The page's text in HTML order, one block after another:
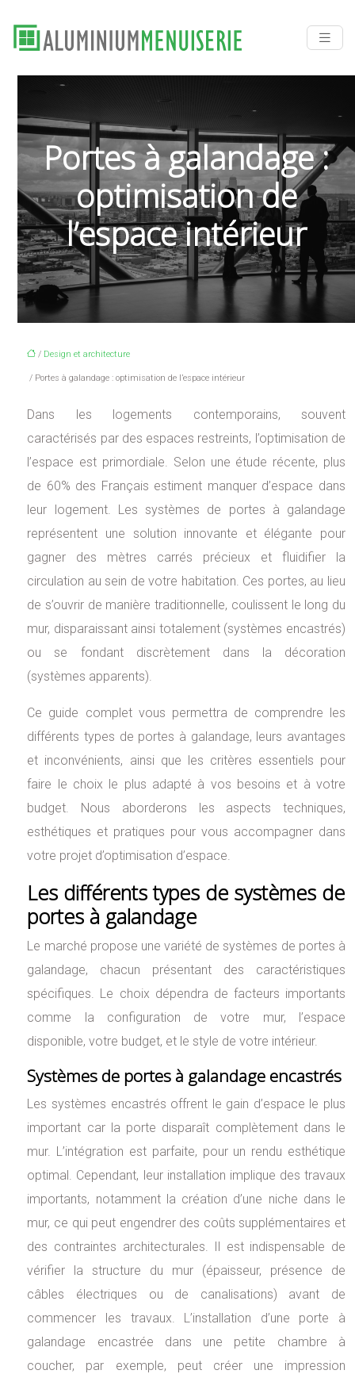
Portes à galandage :
optimisation de
l’espace intérieur
/ Design et architecture
/ Portes à galandage : optimisation de l’espace intérieur
Dans les logements contemporains, souvent
caractérisés par des espaces restreints, l’optimisation de
l’espace est primordiale. Selon une étude récente, plus
de 60% des Français estiment manquer d’espace dans
leur logement. Les systèmes de portes à galandage
représentent une solution innovante et élégante pour
gagner des mètres carrés précieux et fluidifier la
circulation au sein de votre habitation. Ces portes, au lieu
de s’ouvrir de manière traditionnelle, coulissent le long du
mur, disparaissant ainsi totalement (systèmes encastrés)
ou se fondant discrètement dans la décoration
(systèmes apparents).
Ce guide complet vous permettra de comprendre les
différents types de portes à galandage, leurs avantages
et inconvénients, ainsi que les critères essentiels pour
faire le choix le plus adapté à vos besoins et à votre
budget. Nous aborderons les aspects techniques,
esthétiques et pratiques pour vous accompagner dans
votre projet d’optimisation d’espace.
Les différents types de systèmes de
portes à galandage
Le marché propose une variété de systèmes de portes à
galandage, chacun présentant des caractéristiques
spécifiques. Le choix dépendra de facteurs importants
comme la configuration de votre mur, l’espace
disponible, votre budget, et le style de votre intérieur.
Systèmes de portes à galandage encastrés
Les systèmes encastrés offrent le gain d’espace le plus
important car la porte disparaît complètement dans le
mur. L’intégration est parfaite, pour un rendu esthétique
optimal. Cependant, leur installation implique des travaux
importants, notamment la création d’une niche dans le
mur, ce qui peut engendrer des coûts supplémentaires et
des contraintes architecturales. Il est indispensable de
vérifier la structure du mur (épaisseur, présence de
câbles électriques ou de canalisations) avant de
commencer les travaux. L’installation d’une porte à
galandage encastrée dans une petite chambre à
coucher, par exemple, peut créer une impression